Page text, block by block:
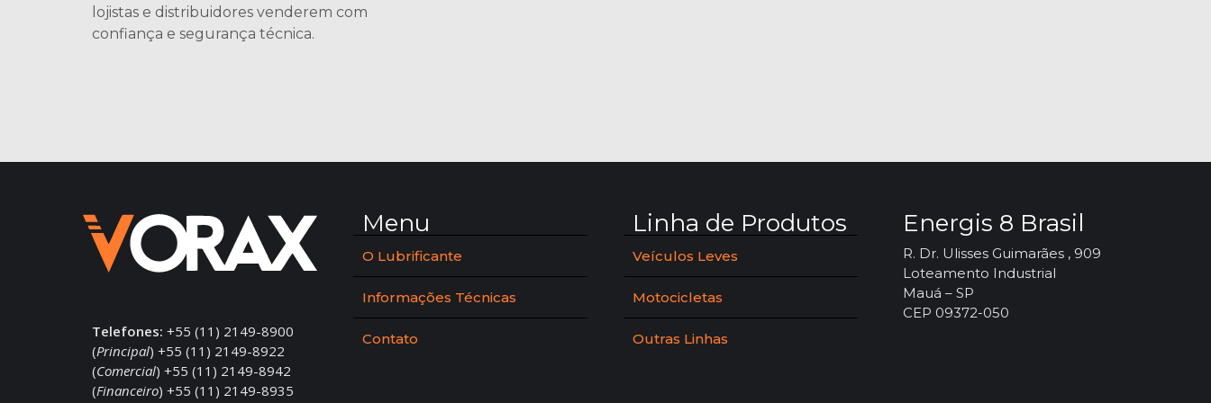
lojistas e distribuidores venderem com
confiança e segurança técnica.
Telefones: +55 (11) 2149-8900
(Principal) +55 (11) 2149-8922
(Comercial) +55 (11) 2149-8942
(Financeiro) +55 (11) 2149-8935
Menu
O Lubrificante
Informações Técnicas
Contato
Linha de Produtos
Veículos Leves
Motocicletas
Outras Linhas
Energis 8 Brasil
R. Dr. Ulisses Guimarães , 909
Loteamento Industrial
Mauá – SP
CEP 09372-050